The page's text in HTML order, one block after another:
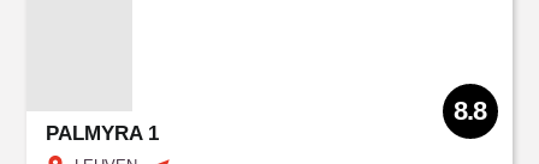
PALMYRA 1
8.8